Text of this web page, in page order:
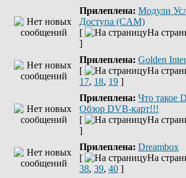
Прилеплена: Модули
Доступа (CAM)
[
На
]
Прилеплена: Golden
[
На
17, 18, 19 ]
Прилеплена: Что такое
Обзор DVB-карт!!!
[
На
]
Прилеплена: Dreambox
[
На
38, 39, 40 ]